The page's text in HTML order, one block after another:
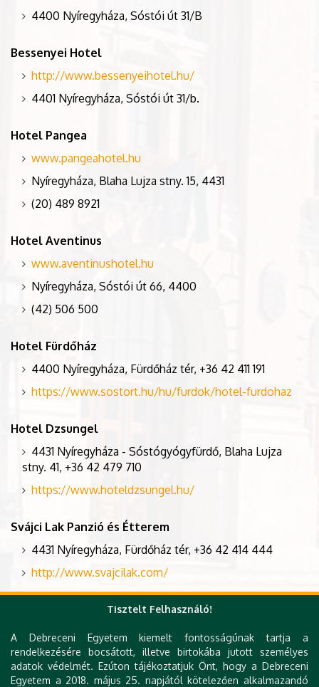
4400 Nyíregyháza, Sóstói út 31/B
Bessenyei Hotel
http://www.bessenyeihotel.hu/
4401 Nyíregyháza, Sóstói út 31/b.
Hotel Pangea
www.pangeahotel.hu
Nyíregyháza, Blaha Lujza stny. 15, 4431
(20) 489 8921
Hotel Aventinus
www.aventinushotel.hu
Nyíregyháza, Sóstói út 66, 4400
(42) 506 500
Hotel Fürdőház
4400 Nyíregyháza, Fürdőház tér, +36 42 411 191
https://www.sostort.hu/hu/furdok/hotel-furdohaz
Hotel Dzsungel
4431 Nyíregyháza - Sóstógyógyfürdő, Blaha Lujza
stny. 41, +36 42 479 710
https://www.hoteldzsungel.hu/
Svájci Lak Panzió és Étterem
4431 Nyíregyháza, Fürdőház tér, +36 42 414 444
http://www.svajcilak.com/
Tisztelt Felhasználó!
A Debreceni Egyetem kiemelt fontosságúnak tartja a
rendelkezésére bocsátott, illetve birtokába jutott személyes
adatok védelmét. Ezúton tájékoztatjuk Önt, hogy a Debreceni
Egyetem a 2018. május 25. napjától kötelezően alkalmazandó